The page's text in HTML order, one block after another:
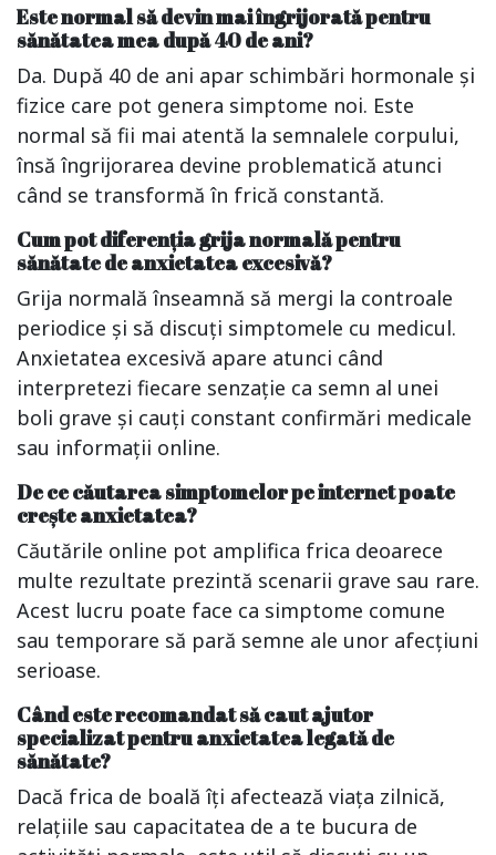
Este normal să devin mai îngrijorată pentru
sănătatea mea după 40 de ani?
Da. După 40 de ani apar schimbări hormonale și
fizice care pot genera simptome noi. Este
normal să fii mai atentă la semnalele corpului,
însă îngrijorarea devine problematică atunci
când se transformă în frică constantă.
Cum pot diferenția grija normală pentru
sănătate de anxietatea excesivă?
Grija normală înseamnă să mergi la controale
periodice și să discuți simptomele cu medicul.
Anxietatea excesivă apare atunci când
interpretezi fiecare senzație ca semn al unei
boli grave și cauți constant confirmări medicale
sau informații online.
De ce căutarea simptomelor pe internet poate
crește anxietatea?
Căutările online pot amplifica frica deoarece
multe rezultate prezintă scenarii grave sau rare.
Acest lucru poate face ca simptome comune
sau temporare să pară semne ale unor afecțiuni
serioase.
Când este recomandat să caut ajutor
specializat pentru anxietatea legată de
sănătate?
Dacă frica de boală îți afectează viața zilnică,
relațiile sau capacitatea de a te bucura de